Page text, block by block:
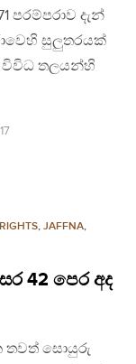
පරම්පරාව දැන්
සුලුතරයක්
විවිධ තලයන්හි
, JAFFNA,
42 පෙර අද
තවත් සොයුරු